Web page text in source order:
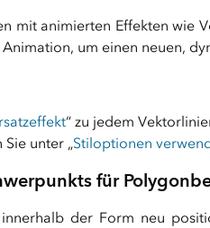
mit animierten Effekten wie
um einen neuen,
“ zu jedem
unter „Stiloptionen
für
der Form neu